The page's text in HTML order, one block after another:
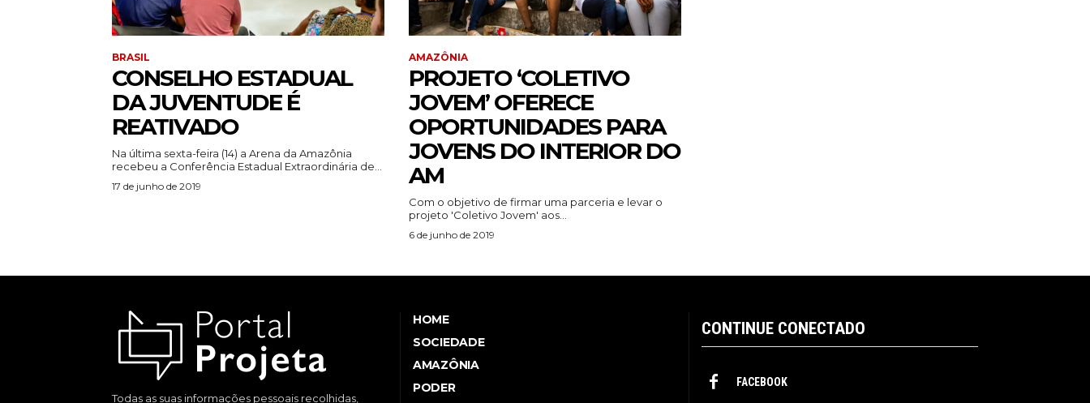
BRASIL
CONSELHO ESTADUAL
DA JUVENTUDE É
REATIVADO
Na última sexta-feira (14) a Arena da Amazônia
recebeu a Conferência Estadual Extraordinária de...
17 de junho de 2019
AMAZÔNIA
PROJETO ‘COLETIVO
JOVEM’ OFERECE
OPORTUNIDADES PARA
JOVENS DO INTERIOR DO
AM
Com o objetivo de firmar uma parceria e levar o
projeto 'Coletivo Jovem' aos...
6 de junho de 2019
Todas as suas informações pessoais recolhidas,
HOME
SOCIEDADE
AMAZÔNIA
PODER
CONTINUE CONECTADO
FACEBOOK